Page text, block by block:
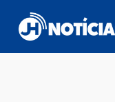
para
conteúdo